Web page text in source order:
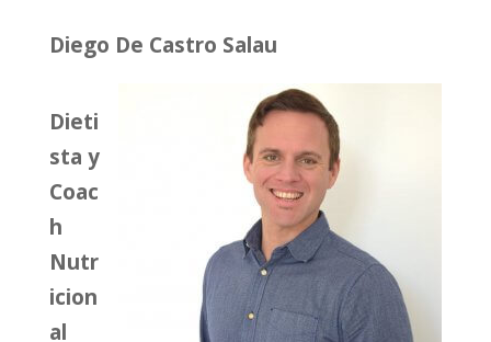
Diego De Castro Salau
Dieti
sta y
Coac
h
Nutr
icion
al